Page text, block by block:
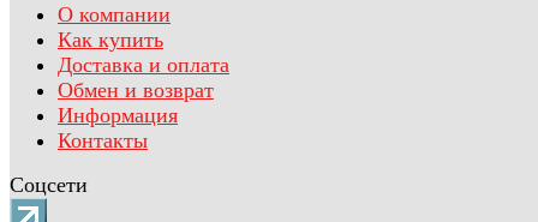
О компании
Как купить
Доставка и оплата
Обмен и возврат
Информация
Контакты
Соцсети